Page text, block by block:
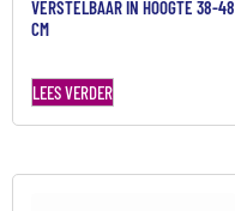
VERSTELBAAR IN HOOGTE 38-48
CM
LEES VERDER